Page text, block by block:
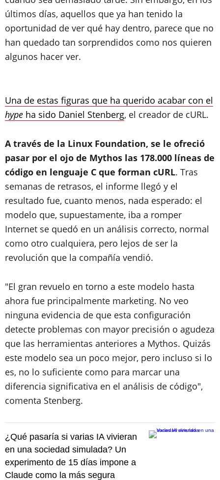
últimos días, aquellos que ya han tenido la
oportunidad de ver qué hay dentro, parece que no
han quedado tan sorprendidos como nos quieren
algunos hacer ver.
Una de estas figuras que ha querido acabar con el
hype ha sido Daniel Stenberg, el creador de cURL.
A través de la Linux Foundation, se le ofreció
pasar por el ojo de Mythos las 178.000 líneas de
código en lenguaje C que forman cURL. Tras
semanas de retrasos, el informe llegó y el
resultado fue, cuanto menos, nada esperado: el
modelo que, supuestamente, iba a romper
Internet se quedó en un análisis correcto, normal
como otro cualquiera, pero lejos de ser la
revolución que la compañía vendió.
"El gran revuelo en torno a este modelo hasta
ahora fue principalmente marketing. No veo
ninguna evidencia de que esta configuración
detecte problemas con mayor precisión o agudeza
que las herramientas anteriores a Mythos. Quizás
este modelo sea un poco mejor, pero incluso si lo
es, no lo suficiente como para marcar una
diferencia significativa en el análisis de código",
comenta Stenberg.
¿Qué pasaría si varias IA vivieran
en una sociedad simulada? Un
experimento de 15 días impone a
Claude como la más segura